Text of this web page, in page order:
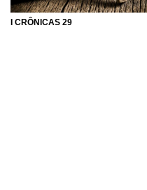
I CRÔNICAS 29